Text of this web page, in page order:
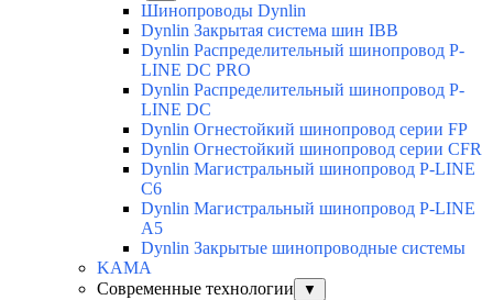
Шинопроводы Dynlin
Dynlin Закрытая система шин IBB
Dynlin Распределительный шинопровод P-
LINE DC PRO
Dynlin Распределительный шинопровод P-
LINE DC
Dynlin Огнестойкий шинопровод серии FP
Dynlin Огнестойкий шинопровод серии CFR
Dynlin Магистральный шинопровод P-LINE
С6
Dynlin Магистральный шинопровод P-LINE
A5
Dynlin Закрытые шинопроводные системы
KAMA
Современные технологии
▼